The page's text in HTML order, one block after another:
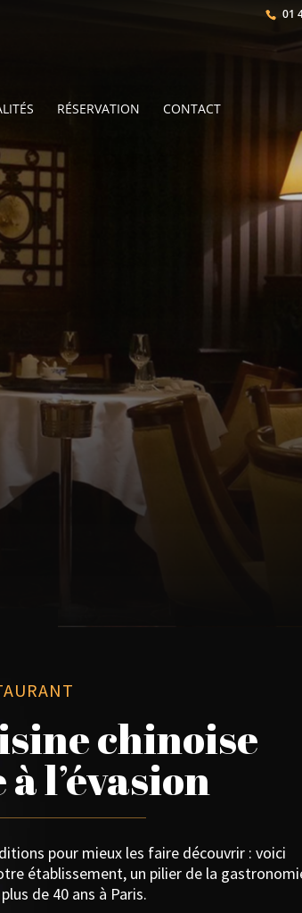
01
RÉSERVATION CONTACT
chinoise
l’évasion
pour mieux les faire découvrir : voici
établissement, un pilier de la
de 40 ans à Paris.